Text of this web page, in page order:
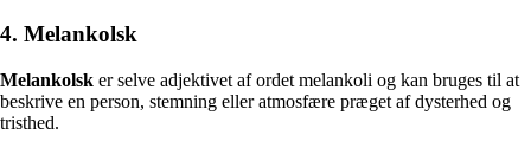
4. Melankolsk
Melankolsk er selve adjektivet af ordet melankoli og kan bruges til at
beskrive en person, stemning eller atmosfære præget af dysterhed og
tristhed.